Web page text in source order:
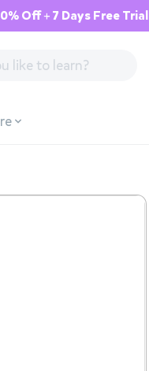
Off + 7 Days Free Trial